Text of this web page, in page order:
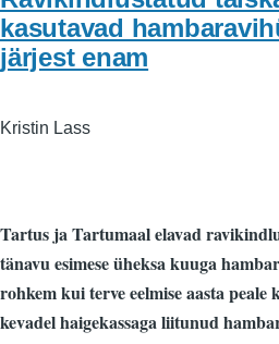
kasutavad
järjest enam
Kristin Lass
Tartus ja Tartumaal elavad
tänavu esimese üheksa kuuga
rohkem kui terve eelmise aasta
kevadel haigekassaga liitunud